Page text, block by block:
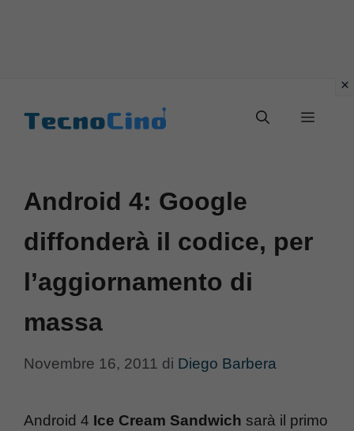
Menu
Android 4: Google
diffonderà il codice, per
l’aggiornamento di
massa
Novembre 16, 2011 di Diego Barbera
Android 4 Ice Cream Sandwich sarà il primo